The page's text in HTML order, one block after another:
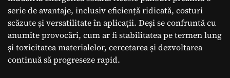
serie de avantaje, inclusiv eficiență ridicată, costuri
scăzute și versatilitate în aplicații. Deși se confruntă cu
anumite provocări, cum ar fi stabilitatea pe termen lung
și toxicitatea materialelor, cercetarea și dezvoltarea
continuă să progreseze rapid.